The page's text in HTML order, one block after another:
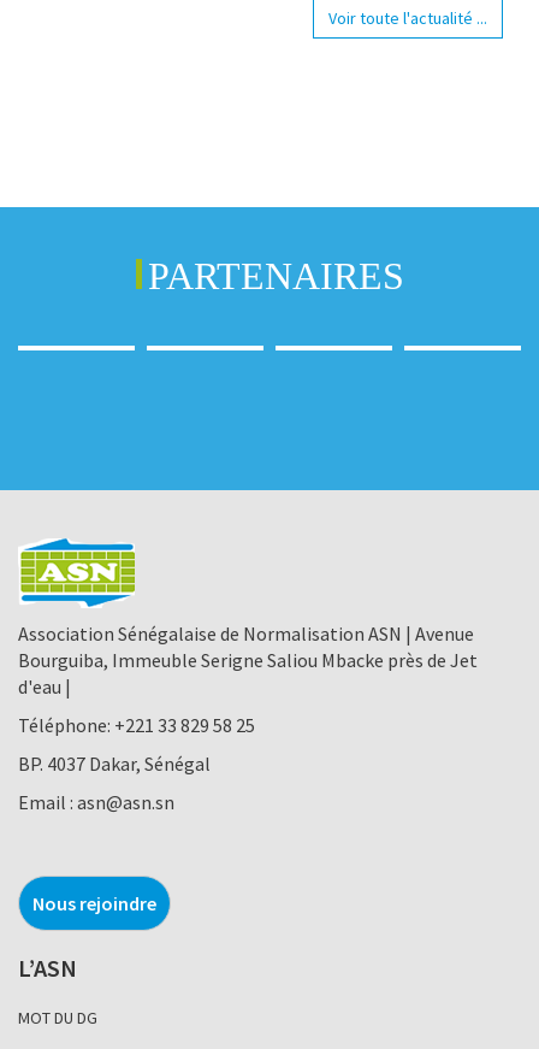
Voir toute l'actualité ...
PARTENAIRES
Association Sénégalaise de Normalisation ASN | Avenue
Bourguiba, Immeuble Serigne Saliou Mbacke près de Jet
d'eau |
Téléphone: +221 33 829 58 25
BP. 4037 Dakar, Sénégal
Email : asn@asn.sn
Nous rejoindre
L’ASN
MOT DU DG